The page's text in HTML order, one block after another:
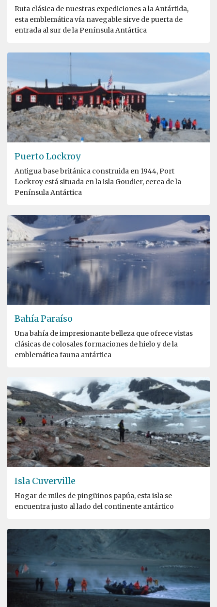
Ruta clásica de nuestras expediciones a la Antártida,
esta emblemática vía navegable sirve de puerta de
entrada al sur de la Península Antártica
Puerto Lockroy
Antigua base británica construida en 1944, Port
Lockroy está situada en la isla Goudier, cerca de la
Península Antártica
Bahía Paraíso
Una bahía de impresionante belleza que ofrece vistas
clásicas de colosales formaciones de hielo y de la
emblemática fauna antártica
Isla Cuverville
Hogar de miles de pingüinos papúa, esta isla se
encuentra justo al lado del continente antártico